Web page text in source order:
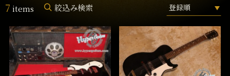
7 items 絞込み検索